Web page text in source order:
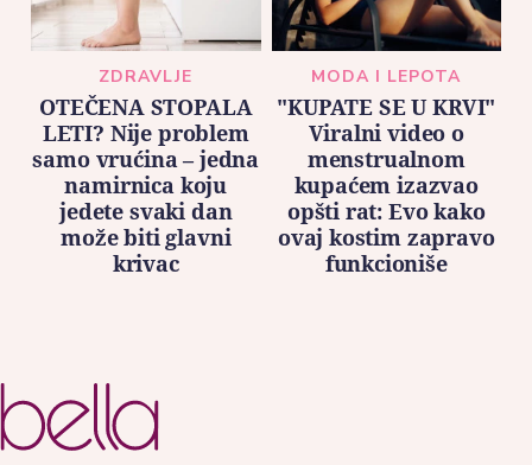
ZDRAVLJE
OTEČENA STOPALA
LETI? Nije problem
samo vrućina – jedna
namirnica koju
jedete svaki dan
može biti glavni
krivac
MODA I LEPOTA
"KUPATE SE U KRVI"
Viralni video o
menstrualnom
kupaćem izazvao
opšti rat: Evo kako
ovaj kostim zapravo
funkcioniše